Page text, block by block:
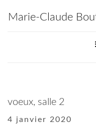
Marie-Claude
voeux, salle 2
4 janvier 2020